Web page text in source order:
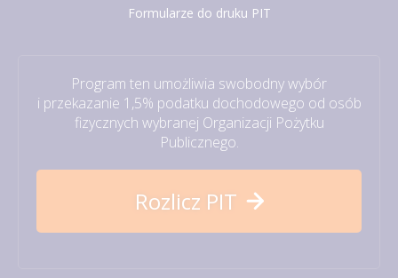
Formularze do druku PIT
Program ten umożliwia swobodny wybór
i przekazanie 1,5% podatku dochodowego od osób
fizycznych wybranej Organizacji Pożytku
Publicznego.
Rozlicz PIT